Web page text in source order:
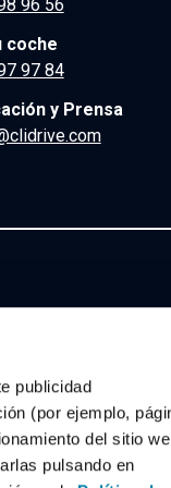
publicidad
(por ejemplo,
del sitio
pulsando en
96 56
coche
97 84
y Prensa
6 Eléctrico de